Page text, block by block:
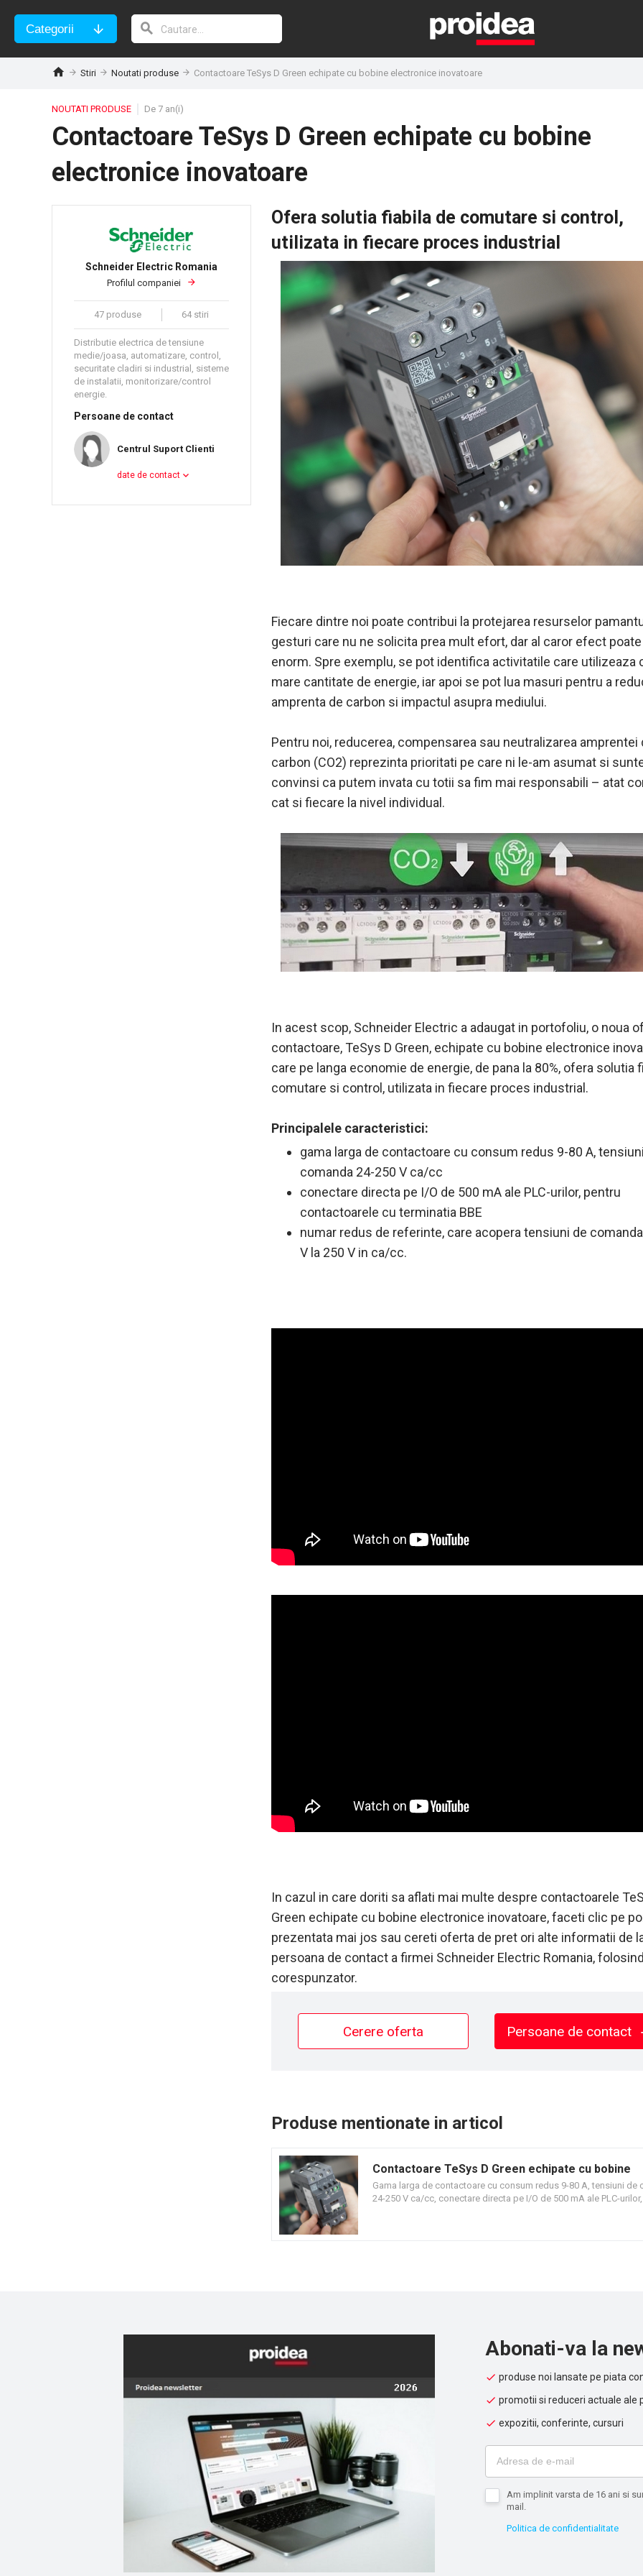
Categorii
Stiri Noutati produse Contactoare TeSys D Green echipate cu bobine electronice inovatoare
NOUTATI PRODUSE De 7 an(i)
Contactoare TeSys D Green echipate cu bobine
electronice inovatoare
Schneider Electric Romania
Profilul companiei
47 produse 64 stiri
Distributie electrica de tensiune
medie/joasa, automatizare, control,
securitate cladiri si industrial, sisteme
de instalatii, monitorizare/control
energie.
Persoane de contact
Centrul Suport Clienti
date de contact
Ofera solutia fiabila de comutare si control,
utilizata in fiecare proces industrial
Fiecare dintre noi poate contribui la protejarea resurselor
gesturi care nu ne solicita prea mult efort, dar al caror efect
enorm. Spre exemplu, se pot identifica activitatile care utilizeaza
mare cantitate de energie, iar apoi se pot lua masuri pentru a
amprenta de carbon si impactul asupra mediului.
Pentru noi, reducerea, compensarea sau neutralizarea amprentei
carbon (CO2) reprezinta prioritati pe care ni le-am asumat si
convinsi ca putem invata cu totii sa fim mai responsabili – atat
cat si fiecare la nivel individual.
In acest scop, Schneider Electric a adaugat in portofoliu, o noua
contactoare, TeSys D Green, echipate cu bobine electronice
care pe langa economie de energie, de pana la 80%, ofera solutia
comutare si control, utilizata in fiecare proces industrial.
Principalele caracteristici:
gama larga de contactoare cu consum redus 9-80 A,
comanda 24-250 V ca/cc
conectare directa pe I/O de 500 mA ale PLC-urilor, pentru
contactoarele cu terminatia BBE
numar redus de referinte, care acopera tensiuni de
V la 250 V in ca/cc.
In cazul in care doriti sa aflati mai multe despre contactoarele
Green echipate cu bobine electronice inovatoare, faceti clic pe
prezentata mai jos sau cereti oferta de pret ori alte informatii de
persoana de contact a firmei Schneider Electric Romania,
corespunzator.
Cerere oferta Persoane de contact
Produse mentionate in articol
Contactoare TeSys D Green echipate cu bobine
electronice
Gama larga de contactoare cu consum redus 9-80 A, tensiuni de
24-250 V ca/cc, conectare directa pe I/O de 500 mA ale PLC-
tensiuni de comanda de la 24 V la 250 V in ca/cc. Contactoarele
Abonati-va la
produse noi lansate pe piata
promotii si reduceri actuale ale
expozitii, conferinte, cursuri
Am implinit varsta de 16 ani si
mail.
Politica de confidentialitate